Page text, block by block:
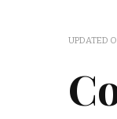
UPDATED